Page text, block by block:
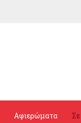
Αφιερώματα